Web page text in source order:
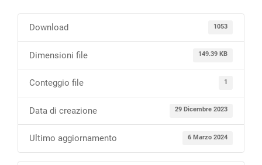
Download 1053
Dimensioni file 149.39 KB
Conteggio file 1
Data di creazione 29 Dicembre 2023
Ultimo aggiornamento 6 Marzo 2024